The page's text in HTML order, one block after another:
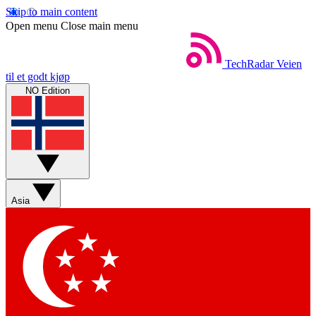
Skip to main content
Open menu Close main menu
TechRadar Veien
til et godt kjøp
NO Edition
Asia